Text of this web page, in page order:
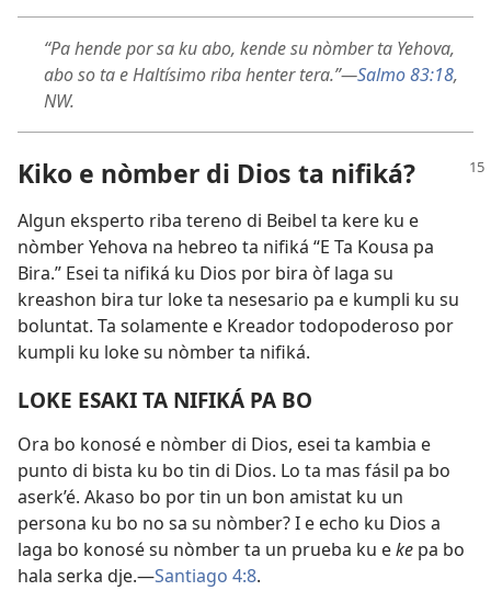
“Pa hende por sa ku abo, kende su nòmber ta Yehova,
abo so ta e Haltísimo riba henter tera.”—Salmo 83:18,
NW.
Kiko e nòmber di Dios ta nifiká?
Algun eksperto riba tereno di Beibel ta kere ku e
nòmber Yehova na hebreo ta nifiká “E Ta Kousa pa
Bira.” Esei ta nifiká ku Dios por bira òf laga su
kreashon bira tur loke ta nesesario pa e kumpli ku su
boluntat. Ta solamente e Kreador todopoderoso por
kumpli ku loke su nòmber ta nifiká.
LOKE ESAKI TA NIFIKÁ PA BO
Ora bo konosé e nòmber di Dios, esei ta kambia e
punto di bista ku bo tin di Dios. Lo ta mas fásil pa bo
aserk’é. Akaso bo por tin un bon amistat ku un
persona ku bo no sa su nòmber? I e echo ku Dios a
laga bo konosé su nòmber ta un prueba ku eke pa bo
hala serka dje.—Santiago 4:8.